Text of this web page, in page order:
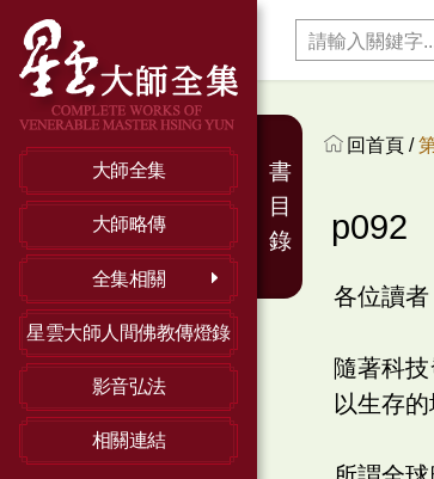
大師全集
大師略傳
全集相關
星雲大師人間佛教傳燈錄
影音弘法
相關連結
回首頁 /
p092
各位讀者
隨著科
以生存
書
目
錄